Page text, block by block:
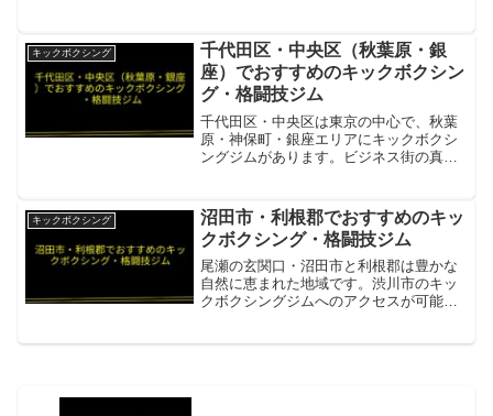
ックボクシング＆フィットネスジム・川
越・入間・坂戸にも展開...
キックボクシング
千代田区・中央区（秋葉原・銀
座）でおすすめのキックボクシン
グ・格闘技ジム
千代田区・中央区は東京の中心で、秋葉
原・神保町・銀座エリアにキックボクシ
ングジムがあります。ビジネス街の真ん
昭和通り口徒歩1分の好立地。全店舗通い
放題のキックボクシング...
キックボクシング
沼田市・利根郡でおすすめのキッ
クボクシング・格闘技ジム
尾瀬の玄関口・沼田市と利根郡は豊かな
自然に恵まれた地域です。渋川市のキッ
クボクシングジムへのアクセスが可能